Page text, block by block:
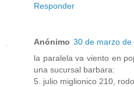
Responder
Anónimo 30 de marzo
la paralela va viento en
una sucursal barbara:
5. julio miglionico 210,